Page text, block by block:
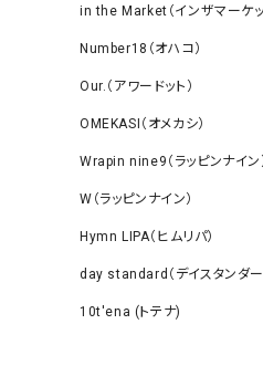
in the Market（インザマーケッ
Number18（オハコ）
Our.（アワードット）
OMEKASI（オメカシ）
Wrapin nine9（ラッピンナイン
W（ラッピンナイン）
Hymn LIPA（ヒムリパ）
day standard（デイスタンダー
10t'ena (トテナ)